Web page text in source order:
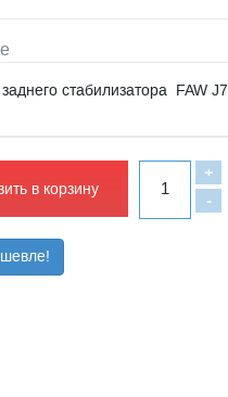
стабилизатора FAW J7
в корзину
-
+